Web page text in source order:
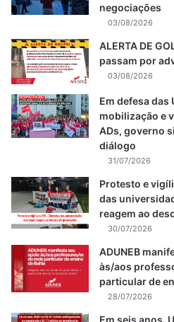
negociações
03/08/2026
ALERTA DE
passam por
03/08/2026
Em defesa das
mobilização e
ADs, governo
diálogo
31/07/2026
Protesto e
das
reagem ao
30/07/2026
ADUNEB
às/aos
particular de
28/07/2026
Em seis anos,